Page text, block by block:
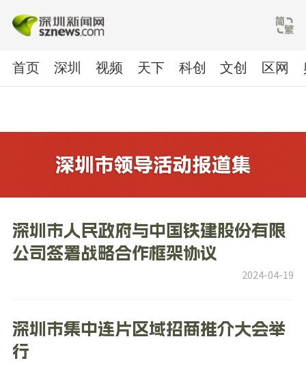
首页 深圳 视频 天下 科创 文创 区网
2024-04-19
深圳市人民政府与中国铁建股份有限
公司签署战略合作框架协议
深圳市集中连片区域招商推介大会举
行